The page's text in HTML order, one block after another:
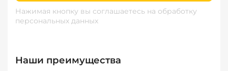
Нажимая кнопку вы соглашаетесь на обработку
персональных данных
Наши преимущества